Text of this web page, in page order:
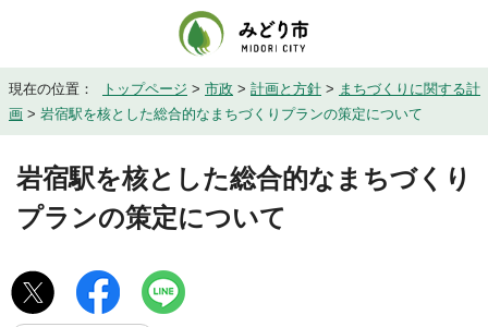
現在の位置： トップページ > 市政 > 計画と方針 > まちづくりに関する計
画 > 岩宿駅を核とした総合的なまちづくりプランの策定について
岩宿駅を核とした総合的なまちづくり
プランの策定について